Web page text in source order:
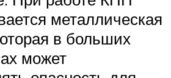
металлическая
в больших
может